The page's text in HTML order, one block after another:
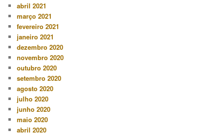
abril 2021
março 2021
fevereiro 2021
janeiro 2021
dezembro 2020
novembro 2020
outubro 2020
setembro 2020
agosto 2020
julho 2020
junho 2020
maio 2020
abril 2020